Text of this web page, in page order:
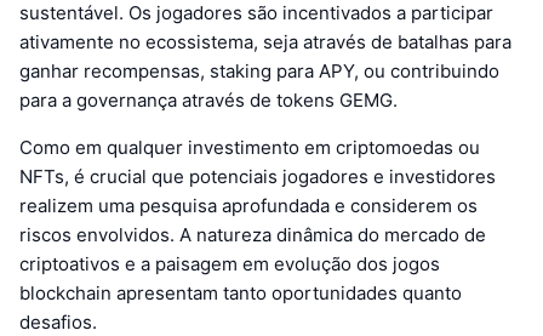
sustentável. Os jogadores são incentivados a participar
ativamente no ecossistema, seja através de batalhas para
ganhar recompensas, staking para APY, ou contribuindo
para a governança através de tokens GEMG.
Como em qualquer investimento em criptomoedas ou
NFTs, é crucial que potenciais jogadores e investidores
realizem uma pesquisa aprofundada e considerem os
riscos envolvidos. A natureza dinâmica do mercado de
criptoativos e a paisagem em evolução dos jogos
blockchain apresentam tanto oportunidades quanto
desafios.